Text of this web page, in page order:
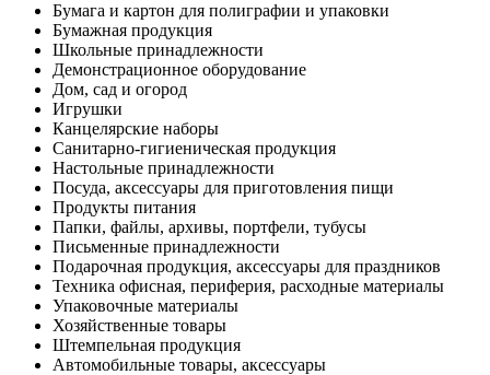
Бумага и картон для полиграфии и упаковки
Бумажная продукция
Школьные принадлежности
Демонстрационное оборудование
Дом, сад и огород
Игрушки
Канцелярские наборы
Санитарно-гигиеническая продукция
Настольные принадлежности
Посуда, аксессуары для приготовления пищи
Продукты питания
Папки, файлы, архивы, портфели, тубусы
Письменные принадлежности
Подарочная продукция, аксессуары для праздников
Техника офисная, периферия, расходные материалы
Упаковочные материалы
Хозяйственные товары
Штемпельная продукция
Автомобильные товары, аксессуары